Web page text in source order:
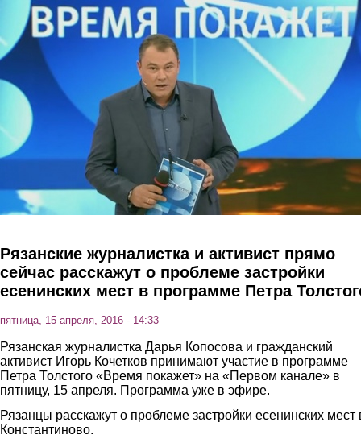
Перейти к основному содержанию
Рязанские журналистка и активист прямо
сейчас расскажут о проблеме застройки
есенинских мест в программе Петра
пятница, 15 апреля, 2016 - 14:33
Рязанская журналистка Дарья Копосова и гражданский
активист Игорь Кочетков принимают участие в программе
Петра Толстого «Время покажет» на «Первом канале» в
пятницу, 15 апреля. Программа уже в эфире.
Рязанцы расскажут о проблеме застройки есенинских мест
Константиново.